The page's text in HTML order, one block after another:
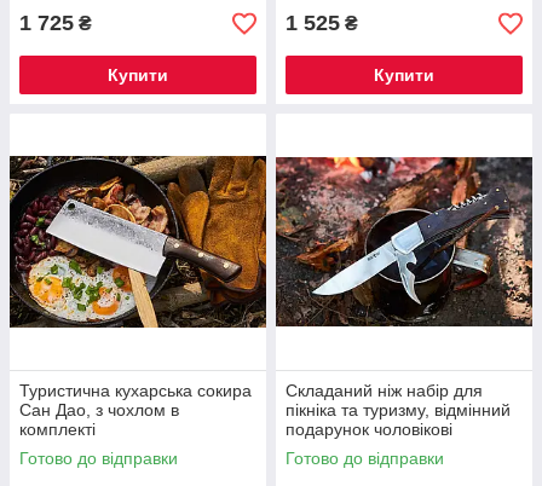
1 725 ₴
Купити
1 525 ₴
Купити
Туристична кухарська сокира
Сан Дао, з чохлом в
комплекті
Готово до відправки
Складаний ніж набір для
пікніка та туризму, відмінний
подарунок чоловікові
Готово до відправки